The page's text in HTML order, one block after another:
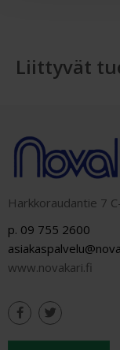
Liittyvät
Harkkoraudantie 7
p. 09 755 2600
www.novakari.fi